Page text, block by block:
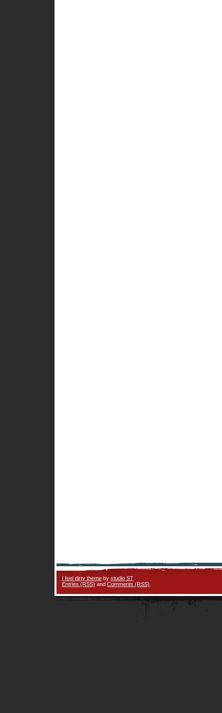
I feel dirty theme by studio ST
Entries (RSS) and Comments (RSS)